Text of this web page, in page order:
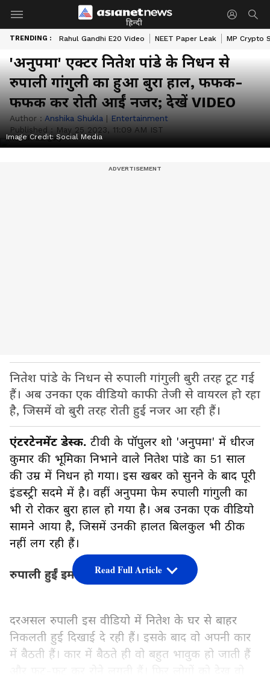
हिन्दी
TRENDING : Rahul Gandhi E20 Video NEET Paper Leak MP Crypto
'अनुपमा' एक्टर नितेश पांडे के निधन से
रुपाली गांगुली का हुआ बुरा हाल, फफक-
फफक कर रोती आईं नजर; देखें VIDEO
Author : Anshika Shukla | Entertainment
Published : May 25 2023, 11:09 AM IST
Image Credit:Social Media
नितेश पांडे के निधन से रुपाली गांगुली बुरी तरह टूट गई
हैं। अब उनका एक वीडियो काफी तेजी से वायरल हो रहा
है, जिसमें वो बुरी तरह रोती हुई नजर आ रही हैं।
एंटरटेनमेंट डेस्क. टीवी के पॉपुलर शो 'अनुपमा' में धीरज
कुमार की भूमिका निभाने वाले नितेश पांडे का 51 साल
की उम्र में निधन हो गया। इस खबर को सुनने के बाद पूरी
इंडस्ट्री सदमे में है। वहीं अनुपमा फेम रुपाली गांगुली का
भी रो रोकर बुरा हाल हो गया है। अब उनका एक वीडियो
सामने आया है, जिसमें उनकी हालत बिलकुल भी ठीक
नहीं लग रही हैं।
रुपाली हुईं इमोशनल
दरअसल रुपाली इस वीडियो में नितेश के घर से बाहर
निकलती हुई दिखाई दे रही हैं। इसके बाद वो अपनी कार
में बैठती हैं। कार में बैठते ही वो बहुत भावुक हो जाती हैं
Read Full Article